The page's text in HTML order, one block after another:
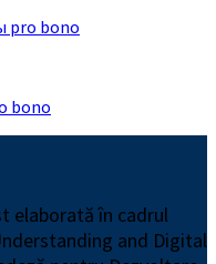
pro bono
bono
elaborată în cadrul
and Digital